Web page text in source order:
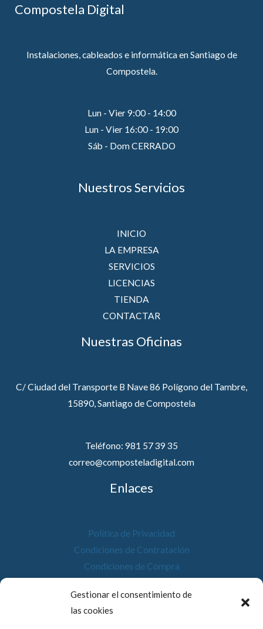
Gestionar el consentimiento de
las cookies
Compostela Digital
Instalaciones, cableados e informática en Santiago de
Compostela.
Lun - Vier 9:00 - 14:00
Lun - Vier 16:00 - 19:00
Sáb - Dom CERRADO
Nuestros Servicios
INICIO
LA EMPRESA
SERVICIOS
LICENCIAS
TIENDA
CONTACTAR
Nuestras Oficinas
C/ Ciudad del Transporte B Nave 86 Polígono del Tambre,
15890, Santiago de Compostela
Teléfono: 981 57 39 35
correo@composteladigital.com
Enlaces
Política de Privacidad
Condiciones de Contratación
Condiciones de Compra
Política de Cookies
Accesibilidad